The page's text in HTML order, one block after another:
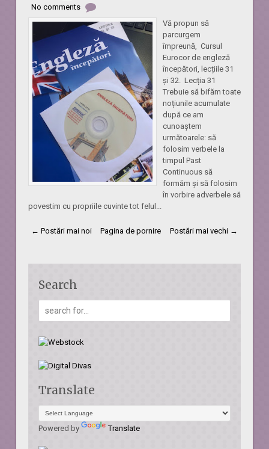
No comments
Vă propun să
parcurgem
împreună, Cursul
Eurocor de engleză
începători, lecțiile 31
și 32. Lecția 31
Trebuie să bifăm toate
noțiunile acumulate
după ce am
cunoaștem
următoarele: să
folosim verbele la
timpul Past
Continuous să
formăm și să folosim
în vorbire adverbele să
povestim cu propriile cuvinte tot felul...
← Postări mai noi Postări mai vechi →
Pagina de pornire
Search
Translate
Powered by Translate